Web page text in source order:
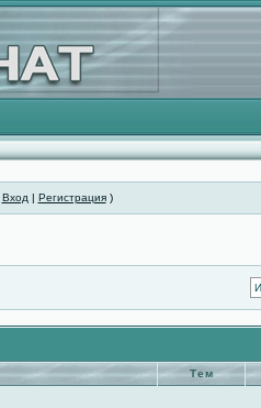
Вход | Регистрация)
Тем